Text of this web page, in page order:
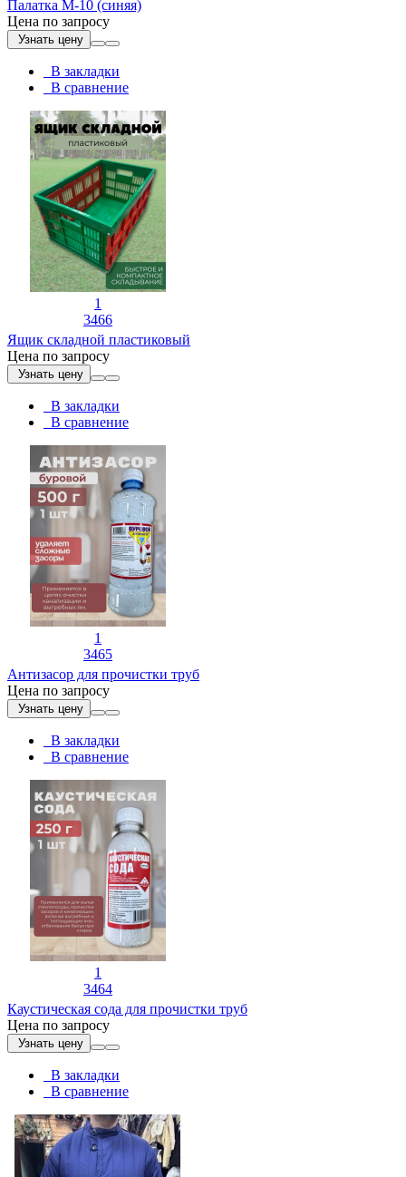
Палатка М-10 (синяя)
Цена по запросу
Узнать цену
В закладки
В сравнение
1
3466
Ящик складной пластиковый
Цена по запросу
Узнать цену
В закладки
В сравнение
1
3465
Антизасор для прочистки труб
Цена по запросу
Узнать цену
В закладки
В сравнение
1
3464
Каустическая сода для прочистки труб
Цена по запросу
Узнать цену
В закладки
В сравнение